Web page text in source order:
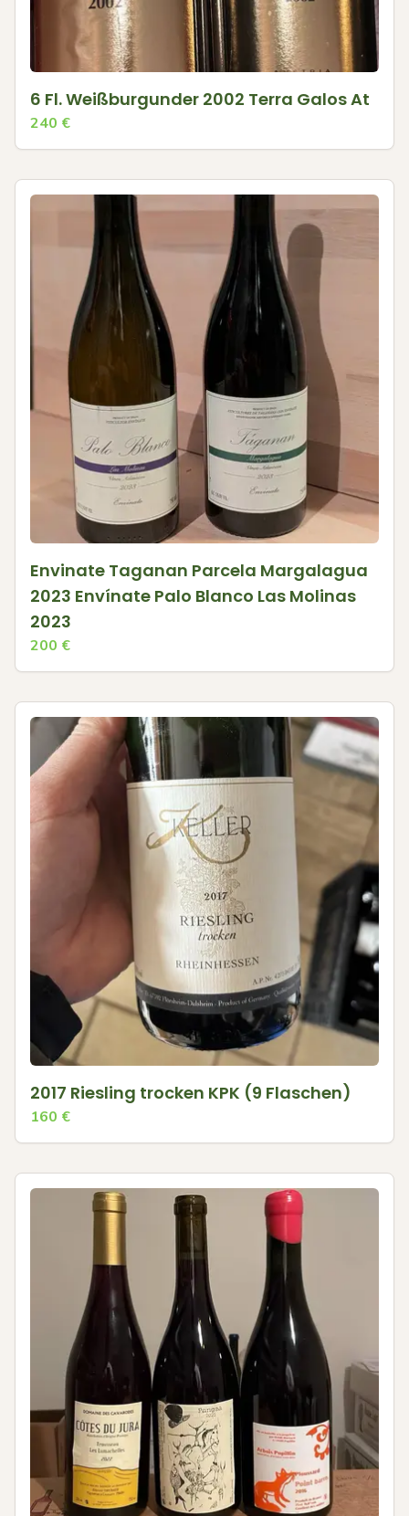
6 Fl. Weißburgunder 2002 Terra Galos At
240 €
Envinate Taganan Parcela Margalagua
2023 Envínate Palo Blanco Las Molinas
2023
200 €
2017 Riesling trocken KPK (9 Flaschen)
160 €